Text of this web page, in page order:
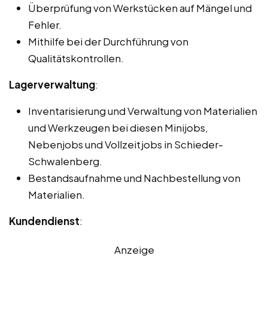
Überprüfung von Werkstücken auf Mängel und
Fehler.
Mithilfe bei der Durchführung von
Qualitätskontrollen.
Lagerverwaltung:
Inventarisierung und Verwaltung von Materialien
und Werkzeugen bei diesen Minijobs,
Nebenjobs und Vollzeitjobs in Schieder-
Schwalenberg.
Bestandsaufnahme und Nachbestellung von
Materialien.
Kundendienst:
Anzeige